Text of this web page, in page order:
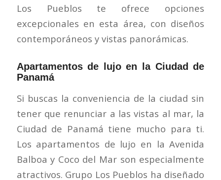
Los Pueblos te ofrece opciones
excepcionales en esta área, con diseños
contemporáneos y vistas panorámicas.
Apartamentos de lujo en la Ciudad de
Panamá
Si buscas la conveniencia de la ciudad sin
tener que renunciar a las vistas al mar, la
Ciudad de Panamá tiene mucho para ti.
Los apartamentos de lujo en la Avenida
Balboa y Coco del Mar son especialmente
atractivos. Grupo Los Pueblos ha diseñado